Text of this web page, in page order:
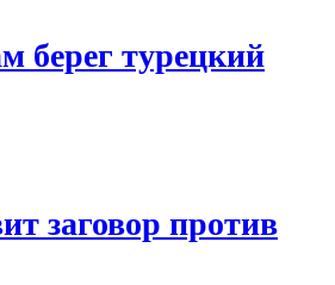
берег турецкий
заговор против